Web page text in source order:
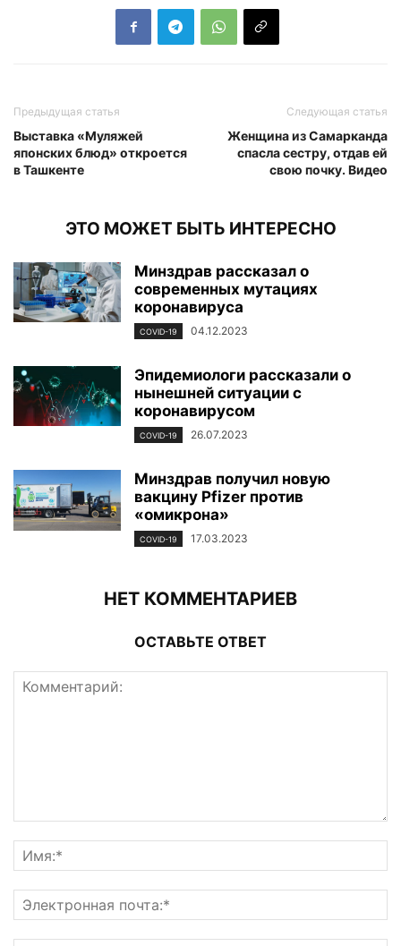
Предыдущая статья
Выставка «Муляжей
японских блюд» откроется
в Ташкенте
Следующая статья
Женщина из Самарканда
спасла сестру, отдав ей
свою почку. Видео
ЭТО МОЖЕТ БЫТЬ ИНТЕРЕСНО
Минздрав рассказал о
современных мутациях
коронавируса
COVID-19 04.12.2023
Эпидемиологи рассказали о
нынешней ситуации с
коронавирусом
COVID-19 26.07.2023
Минздрав получил новую
вакцину Pfizer против
«омикрона»
COVID-19 17.03.2023
НЕТ КОММЕНТАРИЕВ
ОСТАВЬТЕ ОТВЕТ